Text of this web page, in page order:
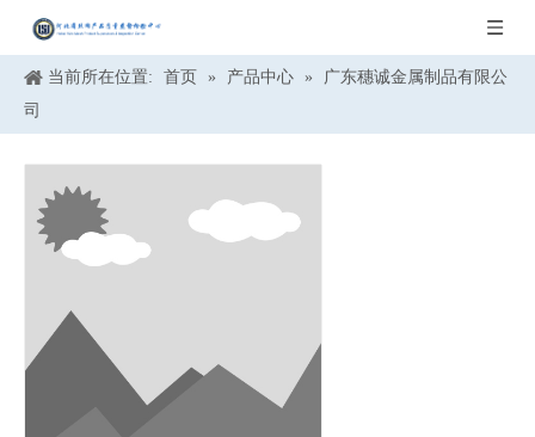
当前所在位置: 首页 » 产品中心 »
广东穗诚金属制品有限公
司